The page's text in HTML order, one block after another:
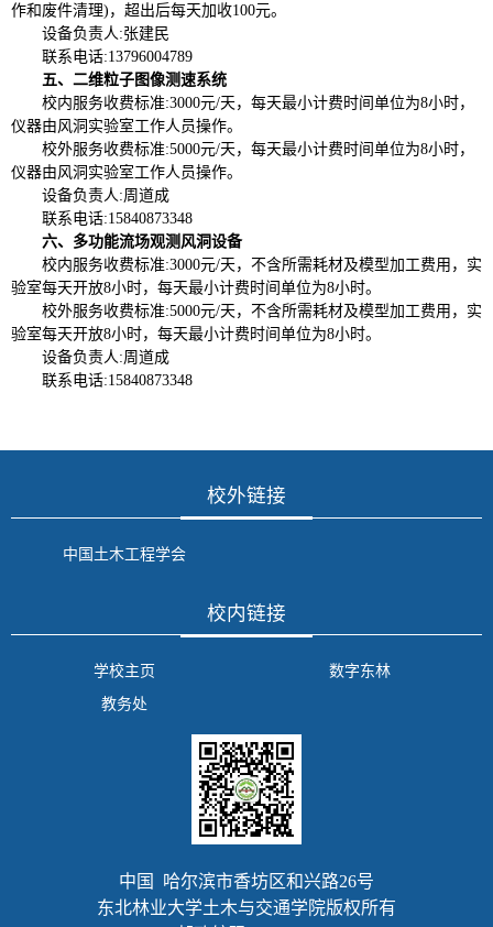
作和废件清理)，超出后每天加收100元。
设备负责人:张建民
联系电话:13796004789
五、二维粒子图像测速系统
校内服务收费标准:3000元/天，每天最小计费时间单位为8小时，
仪器由风洞实验室工作人员操作。
校外服务收费标准:5000元/天，每天最小计费时间单位为8小时，
仪器由风洞实验室工作人员操作。
设备负责人:周道成
联系电话:15840873348
六、多功能流场观测风洞设备
校内服务收费标准:3000元/天，不含所需耗材及模型加工费用，实
验室每天开放8小时，每天最小计费时间单位为8小时。
校外服务收费标准:5000元/天，不含所需耗材及模型加工费用，实
验室每天开放8小时，每天最小计费时间单位为8小时。
设备负责人:周道成
联系电话:15840873348
校外链接
中国土木工程学会
校内链接
学校主页
数字东林
教务处
中国 哈尔滨市香坊区和兴路26号
东北林业大学土木与交通学院版权所有